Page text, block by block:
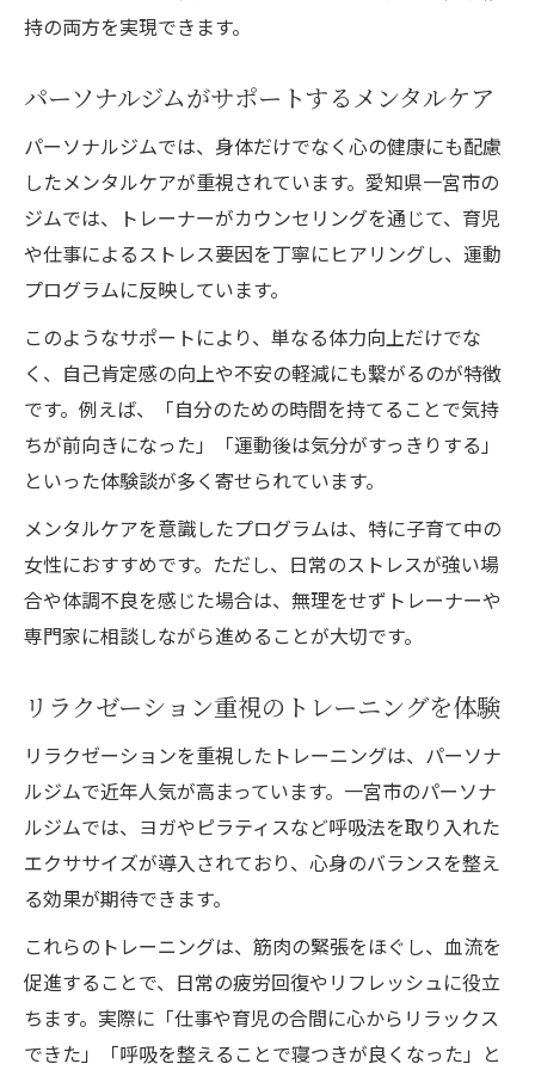
持の両方を実現できます。
パーソナルジムがサポートするメンタルケア
パーソナルジムでは、身体だけでなく心の健康にも配慮
したメンタルケアが重視されています。愛知県一宮市の
ジムでは、トレーナーがカウンセリングを通じて、育児
や仕事によるストレス要因を丁寧にヒアリングし、運動
プログラムに反映しています。
このようなサポートにより、単なる体力向上だけでな
く、自己肯定感の向上や不安の軽減にも繋がるのが特徴
です。例えば、「自分のための時間を持てることで気持
ちが前向きになった」「運動後は気分がすっきりする」
といった体験談が多く寄せられています。
メンタルケアを意識したプログラムは、特に子育て中の
女性におすすめです。ただし、日常のストレスが強い場
合や体調不良を感じた場合は、無理をせずトレーナーや
専門家に相談しながら進めることが大切です。
リラクゼーション重視のトレーニングを体験
リラクゼーションを重視したトレーニングは、パーソナ
ルジムで近年人気が高まっています。一宮市のパーソナ
ルジムでは、ヨガやピラティスなど呼吸法を取り入れた
エクササイズが導入されており、心身のバランスを整え
る効果が期待できます。
これらのトレーニングは、筋肉の緊張をほぐし、血流を
促進することで、日常の疲労回復やリフレッシュに役立
ちます。実際に「仕事や育児の合間に心からリラックス
できた」「呼吸を整えることで寝つきが良くなった」と